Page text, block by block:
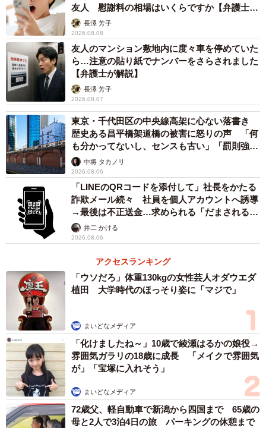
友人 慰謝料の相場はいくらですか【弁護士が
解説】長澤 芳子
2026.08.08
友人のマンション敷地内に度々車を停めていた
ら…注意の貼り紙でナンバーをさらされました
【弁護士が解説】
長澤 芳子
2026.08.07
東京・千代田区の中央線高架に心ない落書き
歴史ある昌平橋架道橋の被害に怒りの声 「何
も分かってないし、センスも古い」「罰則強化
して」中将 タカノリ
2026.08.06
「LINEのQRコードを添付して」社長をかたる
詐欺メール続々 社員を個人アカウントへ誘導
→最後は不正送金…求められる「だまされる前
提」の対策
井二 かける
2026.08.06
アクセスランキング
「ウソだろ」体重130kgの女性芸人オダウエダ
植田 大学時代のほっそり姿に「マジで」
まいどなメディア
「化けましたね～」10歳で綾瀬はるかの娘役→
雰囲気ガラリの18歳に成長 「メイクで雰囲気
が」「宝塚に入れそう」
まいどなメディア
72歳父、軽自動車で新潟から四国まで 65歳の
母と2人で3泊4日の旅 パーキングの休憩まで